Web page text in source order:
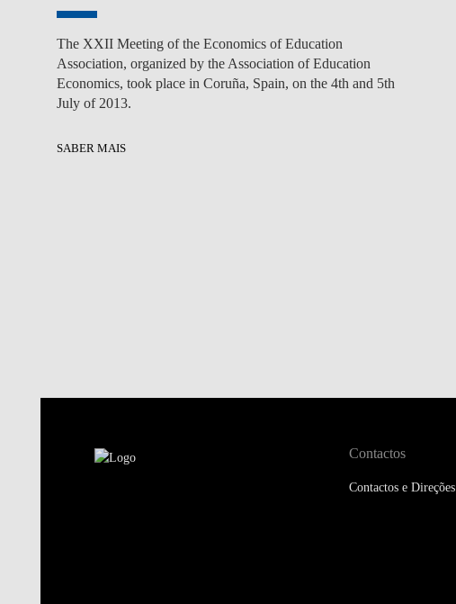
The XXII Meeting of the Economics of Education
Association, organized by the Association of Education
Economics, took place in Coruña, Spain, on the 4th and 5th
July of 2013.
SABER MAIS
Contactos
Contactos e Direções